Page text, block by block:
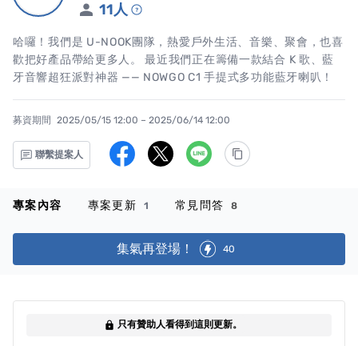
11人
哈囉！我們是 U-NOOK團隊，熱愛戶外生活、音樂、聚會，也喜
歡把好產品帶給更多人。 最近我們正在籌備一款結合 K 歌、藍
牙音響超狂派對神器 —— NOWGO C1 手提式多功能藍牙喇叭！
募資期間 2025/05/15 12:00 – 2025/06/14 12:00
聯繫提案人
專案內容 專案更新 1 常見問答 8
集氣再登場！ 40
lock 只有贊助人看得到這則更新。